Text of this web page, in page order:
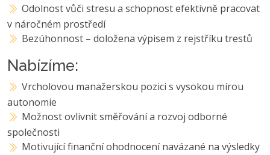
Odolnost vůči stresu a schopnost efektivně pracovat
v náročném prostředí
Bezúhonnost – doložena výpisem z rejstříku trestů
Nabízíme:
Vrcholovou manažerskou pozici s vysokou mírou
autonomie
Možnost ovlivnit směřování a rozvoj odborné
společnosti
Motivující finanční ohodnocení navázané na výsledky